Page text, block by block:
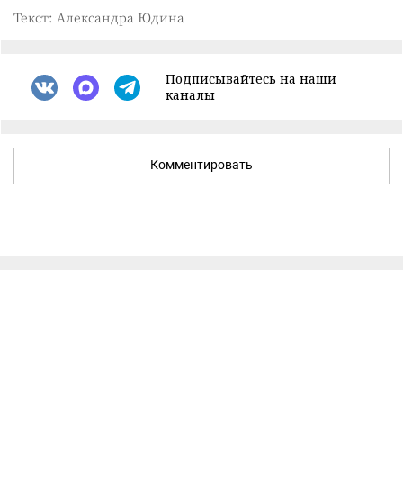
Текст: Александра Юдина
Подписывайтесь на наши
каналы
Комментировать